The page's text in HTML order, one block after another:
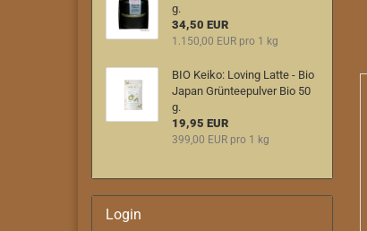
g.
34,50 EUR
1.150,00 EUR pro 1 kg
BIO Keiko: Loving Latte - Bio
Japan Grünteepulver Bio 50
g.
19,95 EUR
399,00 EUR pro 1 kg
Login